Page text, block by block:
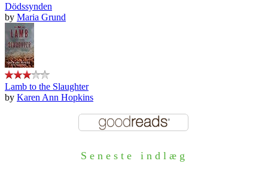
Dödssynden
by Maria Grund
Lamb to the Slaughter
by Karen Ann Hopkins
Seneste indlæg